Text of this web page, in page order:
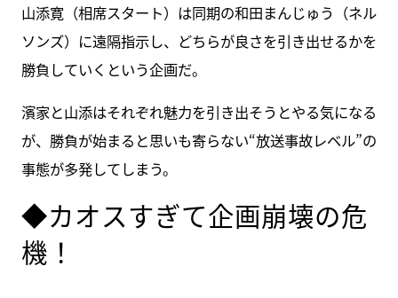
山添寛（相席スタート）は同期の和田まんじゅう（ネル
ソンズ）に遠隔指示し、どちらが良さを引き出せるかを
勝負していくという企画だ。
濱家と山添はそれぞれ魅力を引き出そうとやる気になる
が、勝負が始まると思いも寄らない“放送事故レベル”の
事態が多発してしまう。
◆カオスすぎて企画崩壊の危
機！